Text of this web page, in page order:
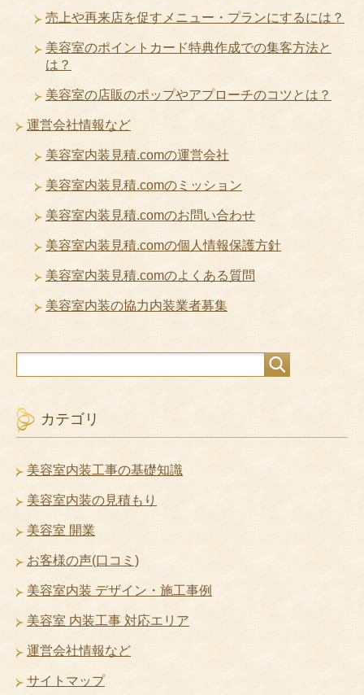
売上や再来店を促すメニュー・プランにするには？
美容室のポイントカード特典作成での集客方法と
は？
美容室の店販のポップやアプローチのコツとは？
運営会社情報など
美容室内装見積.comの運営会社
美容室内装見積.comのミッション
美容室内装見積.comのお問い合わせ
美容室内装見積.comの個人情報保護方針
美容室内装見積.comのよくある質問
美容室内装の協力内装業者募集
カテゴリ
美容室内装工事の基礎知識
美容室内装の見積もり
美容室 開業
お客様の声(口コミ)
美容室内装 デザイン・施工事例
美容室 内装工事 対応エリア
運営会社情報など
サイトマップ